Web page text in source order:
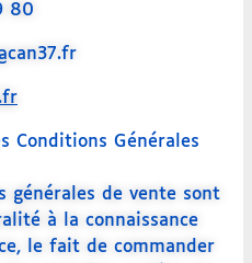
80
Conditions Générales
générales de vente sont
à la connaissance
le fait de commander